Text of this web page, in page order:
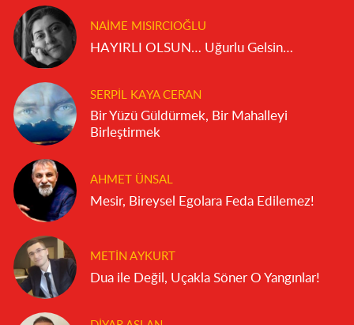
NAIME MISIRCIOĞLU
HAYIRLI OLSUN… Uğurlu Gelsin…
SERPIL KAYA CERAN
Bir Yüzü Güldürmek, Bir Mahalleyi
Birleştirmek
AHMET ÜNSAL
Mesir, Bireysel Egolara Feda Edilemez!
METIN AYKURT
Dua ile Değil, Uçakla Söner O Yangınlar!